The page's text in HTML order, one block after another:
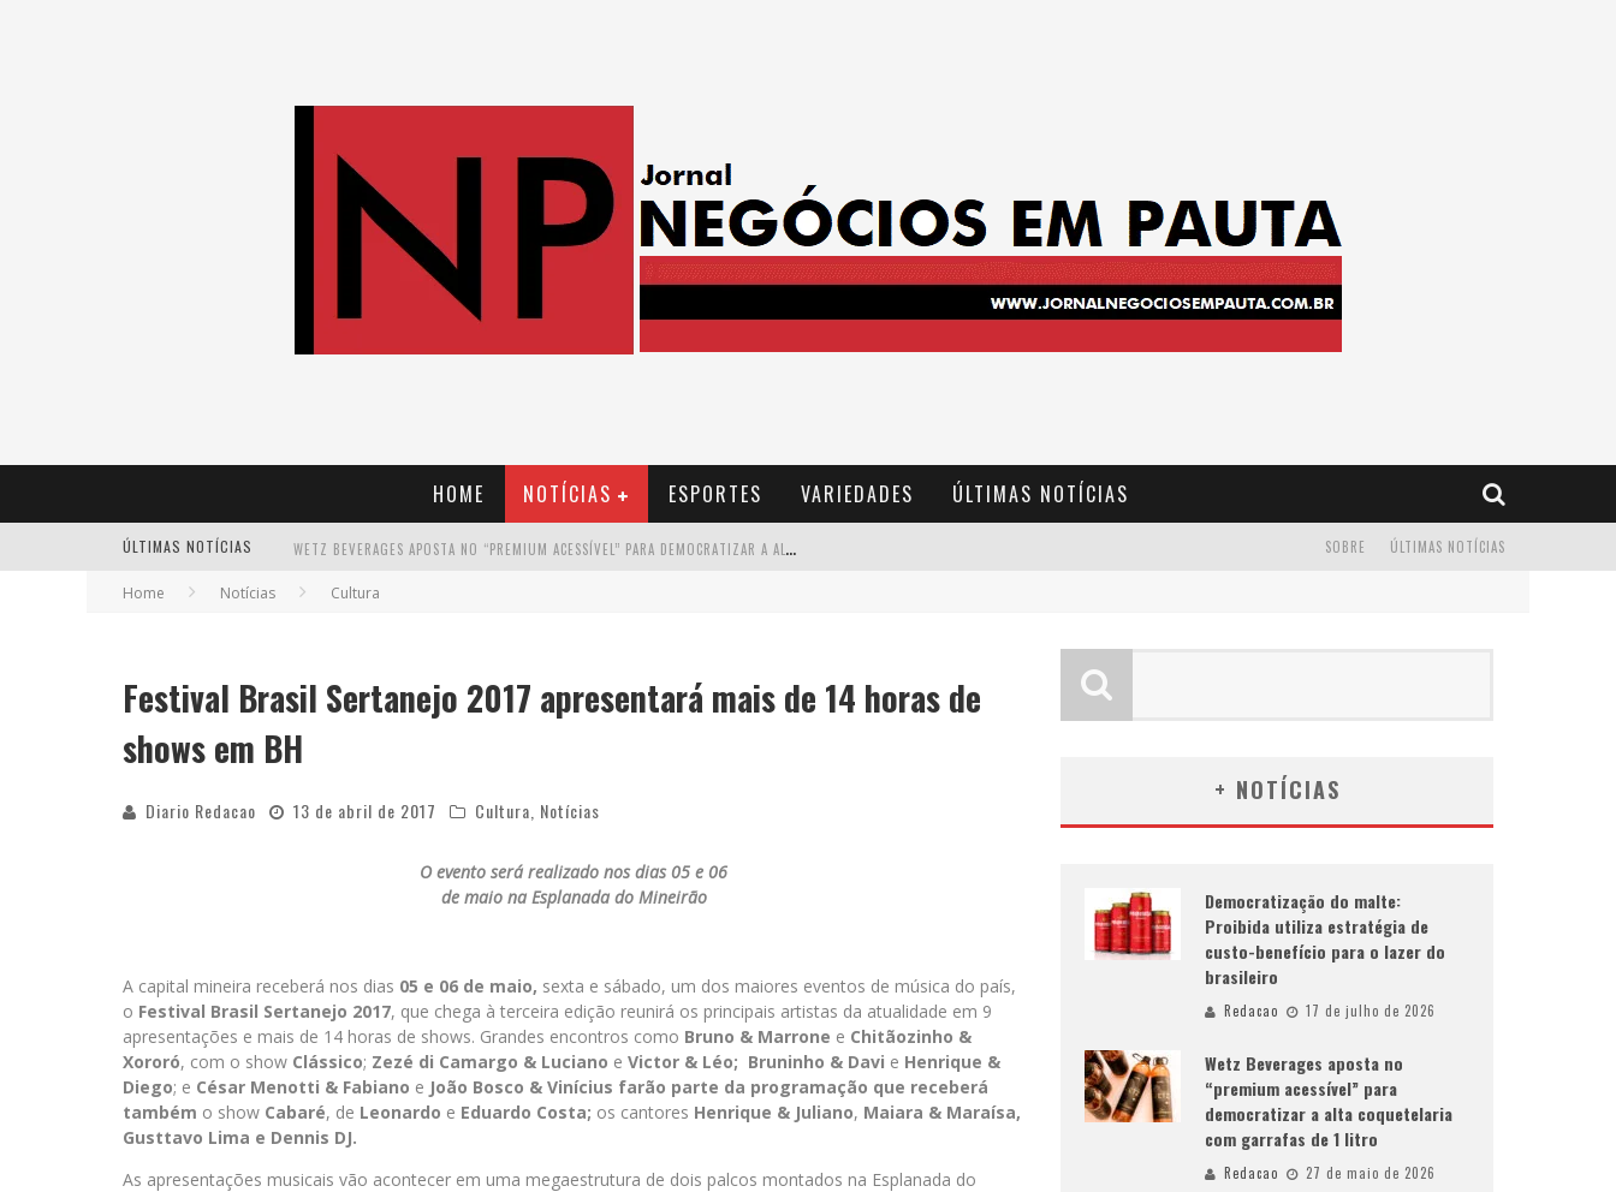
HOME NOTÍCIAS ESPORTES VARIEDADES ÚLTIMAS NOTÍCIAS
ÚLTIMAS NOTÍCIAS W
ETZ BEVERAGES APOSTA NO “PREMIUM ACESSÍVEL” PARA DEMOCRATIZAR A ALTA COQUETELARIA COM GARRAFAS DE 1 LITRO
D
EMOCRATIZAÇÃO DO MALTE: PROIBIDA UTILIZA ESTRATÉGIA DE CUSTO-BENEFÍCIO PARA O LAZER DO BRASILEIRO
ÚLTIMAS NOTÍCIAS
SOBRE
Home Notícias Cultura
Festival Brasil Sertanejo 2017 apresentará mais de 14 horas de
shows em BH
Diario Redacao 13 de abril de 2017 Cultura Notícias
O evento será realizado nos dias 05 e 06
de maio na Esplanada do Mineirão
A capital mineira receberá nos dias 05 e 06 de maio, sexta e sábado, um dos maiores eventos de música do país,
o Festival Brasil Sertanejo 2017, que chega à terceira edição reunirá os principais artistas da atualidade em 9
apresentações e mais de 14 horas de shows. Grandes encontros como Bruno & Marrone e Chitãozinho &
Xororó, com o show Clássico; Zezé di Camargo & Luciano e Victor & Léo; Bruninho & Davi e Henrique &
Diego; e César Menotti & Fabiano e João Bosco & Vinícius farão parte da programação que receberá
também o show Cabaré, de Leonardo e Eduardo Costa; os cantores Henrique & Juliano, Maiara & Maraísa,
Gusttavo Lima e Dennis DJ.
As apresentações musicais vão acontecer em uma megaestrutura de dois palcos montados na Esplanada do
+ NOTÍCIAS
Democratização do malte:
Proibida utiliza estratégia de
custo-benefício para o lazer do
brasileiro
Redacao 17 de julho de 2026
Wetz Beverages aposta no
“premium acessível” para
democratizar a alta coquetelaria
com garrafas de 1 litro
Redacao 27 de maio de 2026